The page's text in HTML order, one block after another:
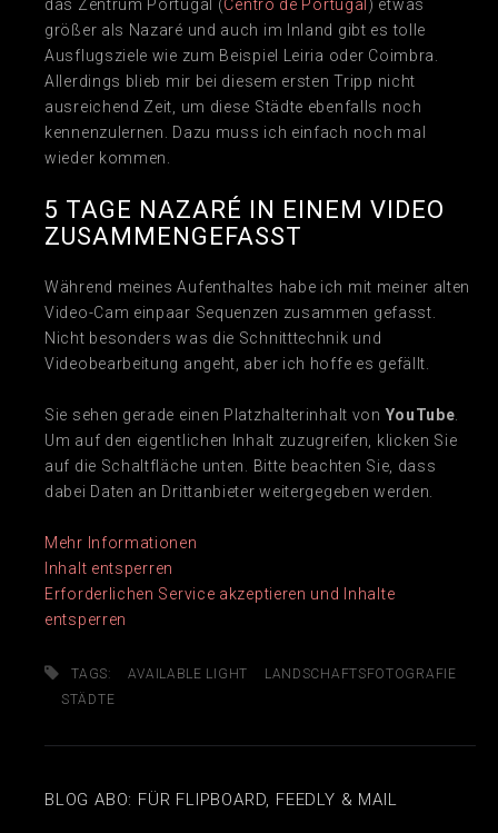
das Zentrum Portugal (Centro de Portugal) etwas
größer als Nazaré und auch im Inland gibt es tolle
Ausflugsziele wie zum Beispiel Leiria oder Coimbra.
Allerdings blieb mir bei diesem ersten Tripp nicht
ausreichend Zeit, um diese Städte ebenfalls noch
kennenzulernen. Dazu muss ich einfach noch mal
wieder kommen.
5 TAGE NAZARÉ IN EINEM VIDEO
ZUSAMMENGEFASST
Während meines Aufenthaltes habe ich mit meiner alten
Video-Cam einpaar Sequenzen zusammen gefasst.
Nicht besonders was die Schnitttechnik und
Videobearbeitung angeht, aber ich hoffe es gefällt.
Sie sehen gerade einen Platzhalterinhalt von YouTube
Um auf den eigentlichen Inhalt zuzugreifen, klicken Sie
auf die Schaltfläche unten. Bitte beachten Sie, dass
dabei Daten an Drittanbieter weitergegeben werden.
Mehr Informationen
Inhalt entsperren
Erforderlichen Service akzeptieren und Inhalte
entsperren
TAGS: AVAILABLE LIGHT
LANDSCHAFTSFOTOGRAFIE
STÄDTE
BLOG ABO: FÜR FLIPBOARD, FEEDLY & MAIL